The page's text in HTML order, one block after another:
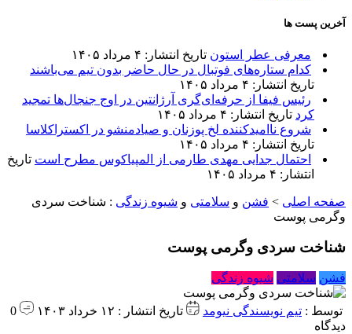
آخرین پست ها
معرفی عطر استون تاریخ انتشار: ۴ مرداد ۱۴۰۵
کدام ستاره‌های فوتبال در حال حاضر بدون تیم می‌باشند
تاریخ انتشار: ۴ مرداد ۱۴۰۵
رئیس فیفا از حرفه‌ای‌گری آرژانتین در اوج جنجال‌ها تمجید
کرد تاریخ انتشار: ۴ مرداد ۱۴۰۵
شروع ناامیدکننده لخ پوزنان و صیادمنشو در اکستراکلاسا
تاریخ انتشار: ۴ مرداد ۱۴۰۵
احتمال جدایی مهدی طارمی از المپیاکوس مطرح است تاریخ
انتشار: ۴ مرداد ۱۴۰۵
صفحه اصلی > فشن و سلامتی و شیوه زندگی : شناخت سردی
وگرمی پوست
شناخت سردی وگرمی پوست
فشن سلامتی شیوه زندگی
توسط : تیم نویسندگی نیومد تاریخ انتشار : ۱۲ خرداد ۱۴۰۳
0
دیدگاه